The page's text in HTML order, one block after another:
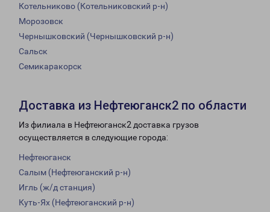
Котельниково (Котельниковский р-н)
Морозовск
Чернышковский (Чернышковский р-н)
Сальск
Семикаракорск
Доставка из Нефтеюганск2 по области
Из филиала в Нефтеюганск2 доставка грузов
осуществляется в следующие города:
Нефтеюганск
Салым (Нефтеюганский р-н)
Игль (ж/д станция)
Куть-Ях (Нефтеюганский р-н)